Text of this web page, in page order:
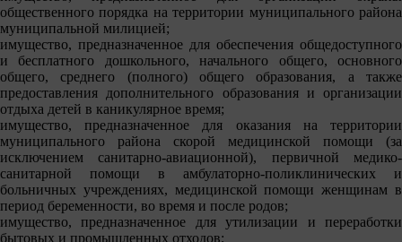
общественного порядка на территории муниципального района
муниципальной милицией;
имущество, предназначенное для обеспечения общедоступного
и бесплатного дошкольного, начального общего, основного
общего, среднего (полного) общего образования, а также
предоставления дополнительного образования и организации
отдыха детей в каникулярное время;
имущество, предназначенное для оказания на территории
муниципального района скорой медицинской помощи (за
исключением санитарно-авиационной), первичной медико-
санитарной помощи в амбулаторно-поликлинических и
больничных учреждениях, медицинской помощи женщинам в
период беременности, во время и после родов;
имущество, предназначенное для утилизации и переработки
бытовых и промышленных отходов;